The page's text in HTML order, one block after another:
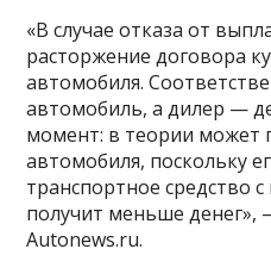
«В случае отказа от
расторжение договора
автомобиля.
автомобиль, а дилер —
момент: в теории может
автомобиля, поскольку
транспортное средство
получит меньше денег»,
Autonews.ru.